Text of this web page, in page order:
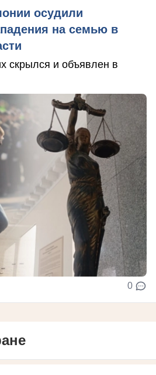
осудили
на семью в
скрылся и объявлен в
0